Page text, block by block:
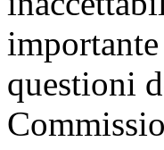
questioni